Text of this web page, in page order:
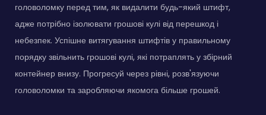
головоломку перед тим, як видалити будь-який штифт,
адже потрібно ізолювати грошові кулі від перешкод і
небезпек. Успішне витягування штифтів у правильному
порядку звільнить грошові кулі, які потраплять у збірний
контейнер внизу. Прогресуй через рівні, розв'язуючи
головоломки та заробляючи якомога більше грошей.